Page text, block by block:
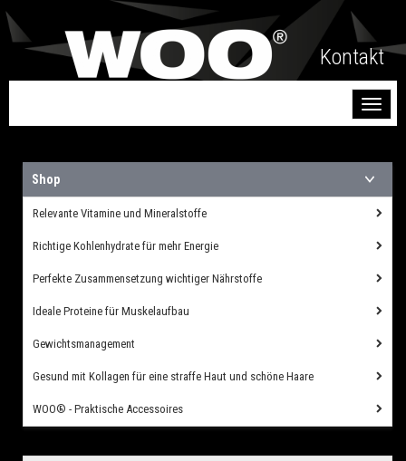
Kontakt
Shop
Relevante Vitamine und Mineralstoffe
Richtige Kohlenhydrate für mehr Energie
Perfekte Zusammensetzung wichtiger Nährstoffe
Ideale Proteine für Muskelaufbau
Gewichtsmanagement
Gesund mit Kollagen für eine straffe Haut und schöne Haare
WOO® - Praktische Accessoires